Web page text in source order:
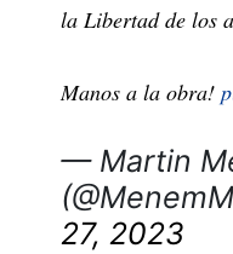
la Libertad de los
Manos a la obra!
— Martin
27, 2023